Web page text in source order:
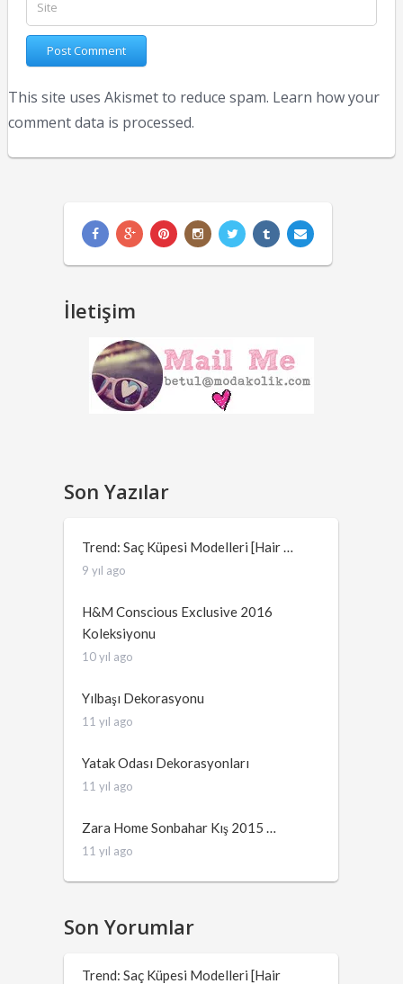
This site uses Akismet to reduce spam. Learn how your
comment data is processed.
İletişim
Son Yazılar
Trend: Saç Küpesi Modelleri [Hair …
9 yıl ago
H&M Conscious Exclusive 2016
Koleksiyonu
10 yıl ago
Yılbaşı Dekorasyonu
11 yıl ago
Yatak Odası Dekorasyonları
11 yıl ago
Zara Home Sonbahar Kış 2015 …
11 yıl ago
Son Yorumlar
Trend: Saç Küpesi Modelleri [Hair